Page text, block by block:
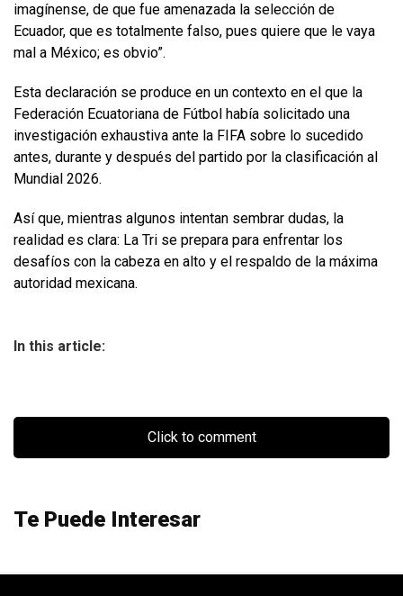
imagínense, de que fue amenazada la selección de
Ecuador, que es totalmente falso, pues quiere que le vaya
mal a México; es obvio”.
Esta declaración se produce en un contexto en el que la
Federación Ecuatoriana de Fútbol había solicitado una
investigación exhaustiva ante la FIFA sobre lo sucedido
antes, durante y después del partido por la clasificación al
Mundial 2026.
Así que, mientras algunos intentan sembrar dudas, la
realidad es clara: La Tri se prepara para enfrentar los
desafíos con la cabeza en alto y el respaldo de la máxima
autoridad mexicana.
In this article:
Click to comment
Te Puede Interesar